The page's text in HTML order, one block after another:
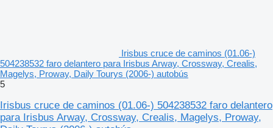
Irisbus cruce de caminos (01.06-)
504238532 faro delantero para Irisbus Arway, Crossway, Crealis,
Magelys, Proway, Daily Tourys (2006-) autobús
5
Irisbus cruce de caminos (01.06-) 504238532 faro delantero
para Irisbus Arway, Crossway, Crealis, Magelys, Proway,